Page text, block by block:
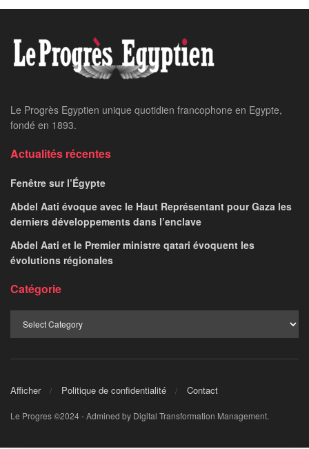
Le Progrès Egyptien unique quotidien francophone en Egypte,
fondé en 1893.
Actualités récentes
Fenêtre sur l’Égypte
Abdel Aati évoque avec le Haut Représentant pour Gaza les
derniers développements dans l’enclave
Abdel Aati et le Premier ministre qatari évoquent les
évolutions régionales
Catégorie
Afficher Politique de confidentialité Contact
Le Progres ©2024 - Admined by Digital Transformation Management.